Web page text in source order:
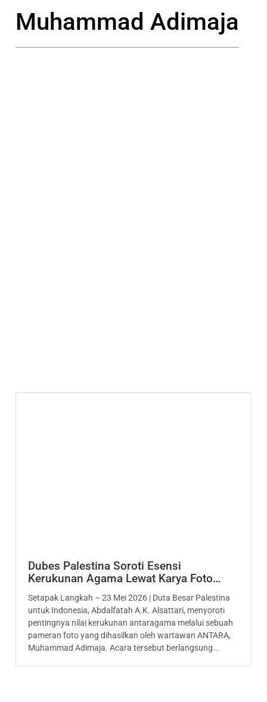
Muhammad Adimaja
Dubes Palestina Soroti Esensi
Kerukunan Agama Lewat Karya Foto…
Setapak Langkah – 23 Mei 2026 | Duta Besar Palestina
untuk Indonesia, Abdalfatah A.K. Alsattari, menyoroti
pentingnya nilai kerukunan antaragama melalui sebuah
pameran foto yang dihasilkan oleh wartawan ANTARA,
Muhammad Adimaja. Acara tersebut berlangsung...